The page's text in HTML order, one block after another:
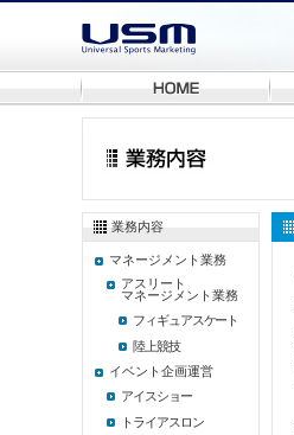
業務内容
マネージメント業務
アスリート
マネージメント業務
フィギュアスケート
陸上競技
イベント企画運営
アイスショー
トライアスロン